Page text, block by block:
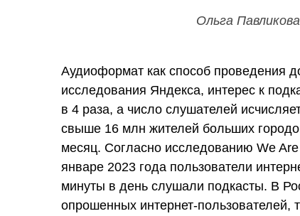
Ольга
Аудиоформат как способ проведения
исследования Яндекса, интерес к
в 4 раза, а число слушателей
свыше 16 млн жителей больших
месяц. Согласно исследованию We
январе 2023 года пользователи
минуты в день слушали подкасты. В
опрошенных интернет-